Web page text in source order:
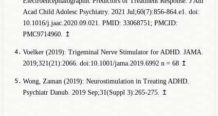
Acad Child Adolesc Psychiatry. 2021 Jul;60(7):856-864.e1. doi:
10.1016/j.jaac.2020.09.021. PMID: 33068751; PMCID:
PMC9714960.
↥
Voelker (2019): Trigeminal Nerve Stimulator for ADHD. JAMA.
2019;321(21):2066. doi:10.1001/jama.2019.6992 n = 68 ↥
Wong, Zaman (2019): Neurostimulation in Treating ADHD.
Psychiatr Danub. 2019 Sep;31(Suppl 3):265-275.
↥